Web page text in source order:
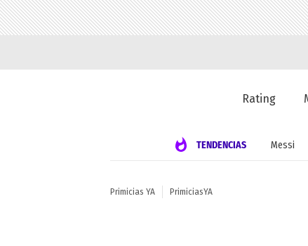
Rating
TENDENCIAS Messi
Primicias YA PrimiciasYA